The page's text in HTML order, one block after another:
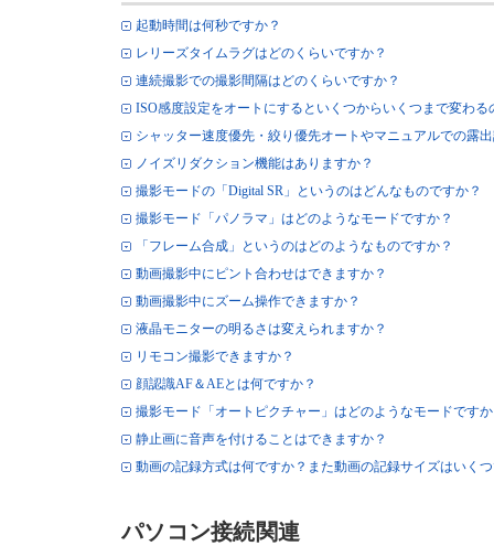
起動時間は何秒ですか？
レリーズタイムラグはどのくらいですか？
連続撮影での撮影間隔はどのくらいですか？
ISO感度設定をオートにするといくつからいくつまで変わる
シャッター速度優先・絞り優先オートやマニュアルでの露
ノイズリダクション機能はありますか？
撮影モードの「Digital SR」というのはどんなものですか？
撮影モード「パノラマ」はどのようなモードですか？
「フレーム合成」というのはどのようなものですか？
動画撮影中にピント合わせはできますか？
動画撮影中にズーム操作できますか？
液晶モニターの明るさは変えられますか？
リモコン撮影できますか？
顔認識AF＆AEとは何ですか？
撮影モード「オートピクチャー」はどのようなモードです
静止画に音声を付けることはできますか？
動画の記録方式は何ですか？また動画の記録サイズはいく
パソコン接続関連